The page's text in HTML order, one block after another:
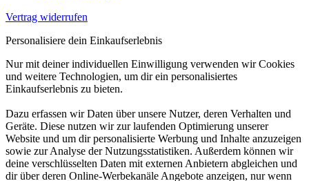
Vertrag widerrufen
Personalisiere dein Einkaufserlebnis
Nur mit deiner individuellen Einwilligung verwenden wir Cookies
und weitere Technologien, um dir ein personalisiertes
Einkaufserlebnis zu bieten.
Dazu erfassen wir Daten über unsere Nutzer, deren Verhalten und
Geräte. Diese nutzen wir zur laufenden Optimierung unserer
Website und um dir personalisierte Werbung und Inhalte anzuzeigen
sowie zur Analyse der Nutzungsstatistiken. Außerdem können wir
deine verschlüsselten Daten mit externen Anbietern abgleichen und
dir über deren Online-Werbekanäle Angebote anzeigen, nur wenn